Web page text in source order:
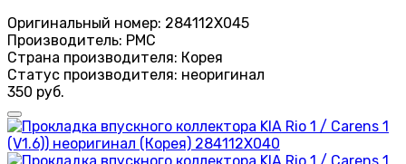
Оригинальный номер: 284112X045
Производитель: PMC
Страна производителя: Корея
Статус производителя: неоригинал
350 руб.